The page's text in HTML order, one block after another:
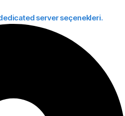
server seçenekleri.